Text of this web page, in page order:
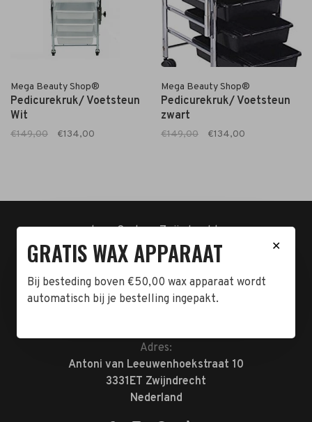
Mega Beauty Shop®
Pedicurekruk/ Voetsteun
Wit
€149,00 €134,00
Mega Beauty Shop®
Pedicurekruk/ Voetsteun
zwart
€149,00 €134,00
t.n.v. Cartero Zwijndrecht.
IBAN : NL23ABNA0478555466
BTW-NL858962676B01
KVK-72047070
Adres:
Antoni van Leeuwenhoekstraat 10
3331ET Zwijndrecht
Nederland
✕
GRATIS WAX APPARAAT
Bij besteding boven €50,00 wax apparaat wordt
automatisch bij je bestelling ingepakt.